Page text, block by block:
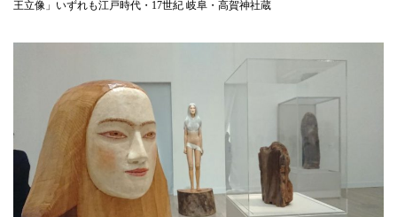
王立像」いずれも江戸時代・17世紀 岐阜・高賀神社蔵